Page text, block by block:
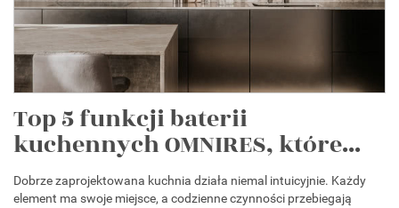
Top 5 funkcji baterii
kuchennych OMNIRES, które...
Dobrze zaprojektowana kuchnia działa niemal intuicyjnie. Każdy
element ma swoje miejsce, a codzienne czynności przebiegają